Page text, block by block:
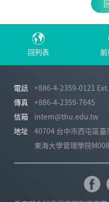
回列表
電話
+886-4-2359-0121
傳真
+886-4-2359-7645
信箱
intern@thu.edu.tw
地址
40704 台中市西屯區
東海大學管理學院